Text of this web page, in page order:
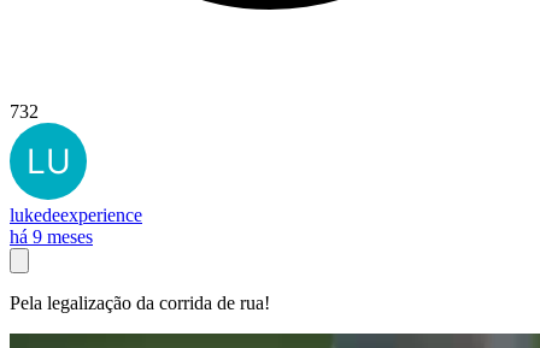
732
lukedeexperience
há 9 meses
Pela legalização da corrida de rua!